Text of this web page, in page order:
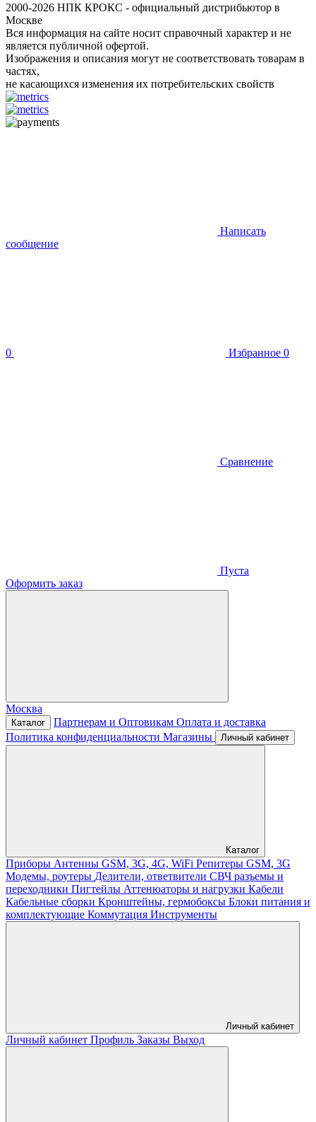
2000-2026 НПК КРОКС - официальный дистрибьютор в
Москве
Вся информация на сайте носит справочный характер и не
является публичной офертой.
Изображения и описания могут не соответствовать товарам в
частях,
не касающихся изменения их потребительских свойств
Написать
сообщение
0 Избранное 0
Сравнение
Пуста
Оформить заказ
Москва
Каталог Партнерам и Оптовикам Оплата и доставка
Политика конфиденциальности Магазины Личный кабинет
Каталог
Приборы Антенны GSM, 3G, 4G, WiFi Репитеры GSM, 3G
Модемы, роутеры Делители, ответвители СВЧ разъемы и
переходники Пигтейлы Аттенюаторы и нагрузки Кабели
Кабельные сборки Кронштейны, гермобоксы Блоки питания и
комплектующие Коммутация Инструменты
Личный кабинет
Личный кабинет Профиль Заказы Выход